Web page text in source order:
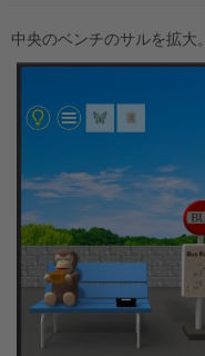
中央のベンチのサルを拡大。